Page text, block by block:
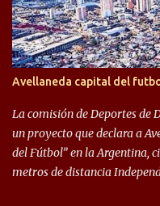
dejar en el olvido. Es que
0, se consagró campeón y,
rival. El clásico de
algo totalmente inusual
permite encuentros de
década del ochenta y con
Avellaneda capital del
La comisión de Deportes de
un proyecto que declara a
del Fútbol” en la Argentina,
metros de distancia